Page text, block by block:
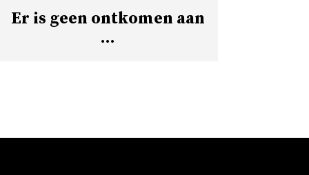
Er is geen ontkomen aan
…